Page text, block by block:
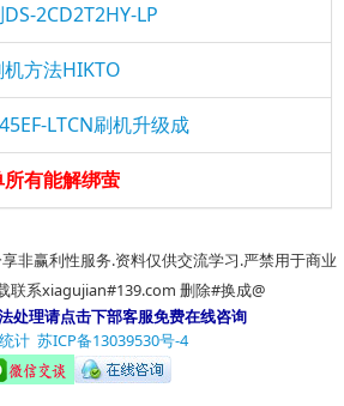
2CD2T2HY-LP
方法HIKTO
LTCN刷机升级成
有能解绑萤
非赢利性服务.资料仅供交流学习.严禁用于商业
联系xiagujian#139.com 删除#换成@
处理请点击下部客服免费在线咨询
计 苏ICP备13039530号-4